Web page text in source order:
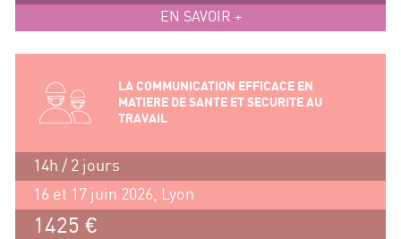
EN SAVOIR +
LA COMMUNICATION EFFICACE EN
MATIERE DE SANTE ET SECURITE AU
TRAVAIL
14h / 2 jours
16 et 17 juin 2026, Lyon
1425 €